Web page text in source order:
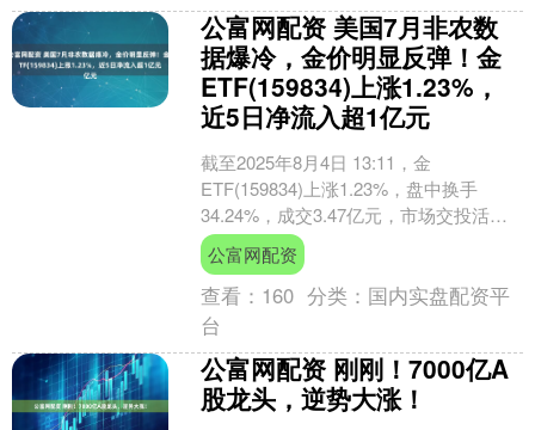
公富网配资 美国7月非农数
据爆冷，金价明显反弹！金
ETF(159834)上涨1.23%，
近5日净流入超1亿元
截至2025年8月4日 13:11，金
ETF(159834)上涨1.23%，盘中换手
34.24%，成交3.47亿元，市场交投活
跃。 资金流入方面，金ETF(15....
公富网配资
查看： 160 分类： 国内实盘配资平
台
公富网配资 刚刚！7000亿A
股龙头，逆势大涨！